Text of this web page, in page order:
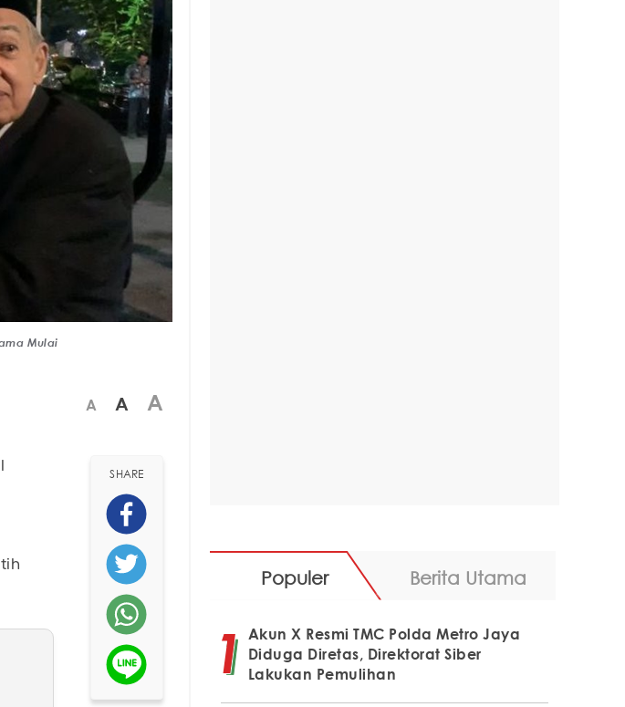
Mulai
A A A
SHARE
Populer Berita Utama
Akun X Resmi TMC Polda Metro Jaya
Diduga Diretas, Direktorat Siber
Lakukan Pemulihan